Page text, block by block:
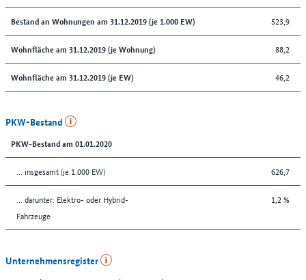
Bestand an Wohnungen am 31.12.2019 (je 1.000 EW) 523,9
Wohnfläche am 31.12.2019 (je Wohnung) 88,2
Wohnfläche am 31.12.2019 (je EW) 46,2
PKW-Bestand
PKW-Bestand am 01.01.2020
… insgesamt (je 1.000 EW) 626,7
… darunter: Elektro- oder Hybrid-
Fahrzeuge
1,2 %
Unternehmensregister